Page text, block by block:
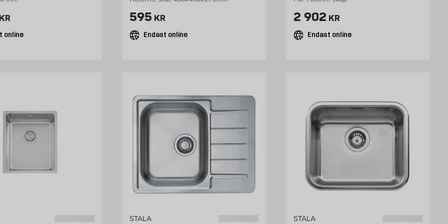
kr
KR
online
Pris 595 kr
595 KR
Endast online
Pris 2902 kr
2 902 KR
Endast online
STALA STALA